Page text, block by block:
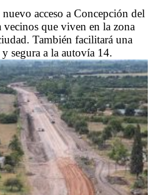
acceso a Concepción del
que viven en la zona
También facilitará una
segura a la autovía 14.